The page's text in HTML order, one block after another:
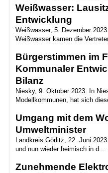
Weißwasser:
Entwicklung
Weißwasser, 5. Dezember
Weißwasser kamen die
Bürgerstimmen im
Kommunaler
Bilanz
Niesky, 9. Oktober 2023. In
Modellkommunen, hat sich
Umgang mit dem
Umweltminister
Landkreis Görlitz, 22. Juni
und nun wieder heimisch in d...
Zunehmende